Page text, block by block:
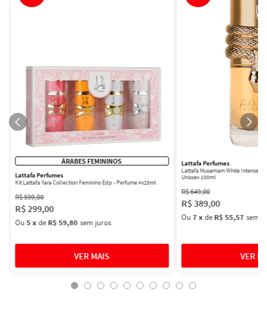
ÁRABES FEMININOS
Lattafa Perfumes
Kit Lattafa Yara Collection Feminino Edp - Perfume 4x25ml
R$599,00
R$299,00
Ou5 xdeR$ 59,80 sem juros
Lattafa Perfumes
Lattafa Musamam White Intense
Unissex 100ml
R$649,00
R$389,00
Ou7xdeR$ 55,57 sem